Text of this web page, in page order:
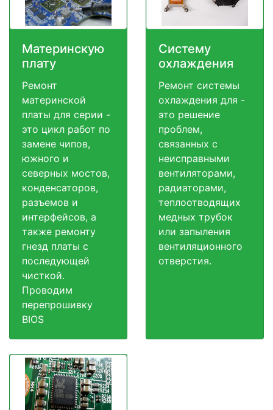
Материнскую
плату
Ремонт
материнской
платы для серии -
это цикл работ по
замене чипов,
южного и
северных мостов,
конденсаторов,
разъемов и
интерфейсов, а
также ремонту
гнезд платы с
последующей
чисткой.
Проводим
перепрошивку
BIOS
Систему
охлаждения
Ремонт системы
охлаждения для -
это решение
проблем,
связанных с
неисправными
вентиляторами,
радиаторами,
теплоотводящих
медных трубок
или запыления
вентиляционного
отверстия.